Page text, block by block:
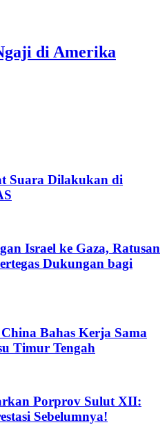
di Amerika
Suara Dilakukan di
Israel ke Gaza, Ratusan
Dukungan bagi
Bahas Kerja Sama
Timur Tengah
Porprov Sulut XII:
Sebelumnya!